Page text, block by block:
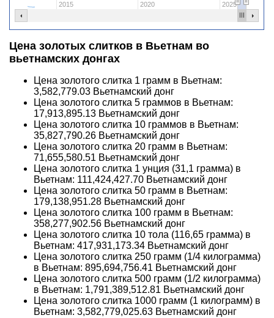
2015 2020 2025
Цена золотых слитков в Вьетнам во
вьетнамских донгах
Цена золотого слитка 1 грамм в Вьетнам:
3,582,779.03 Вьетнамский донг
Цена золотого слитка 5 граммов в Вьетнам:
17,913,895.13 Вьетнамский донг
Цена золотого слитка 10 граммов в Вьетнам:
35,827,790.26 Вьетнамский донг
Цена золотого слитка 20 грамм в Вьетнам:
71,655,580.51 Вьетнамский донг
Цена золотого слитка 1 унция (31,1 грамма) в
Вьетнам: 111,424,427.70 Вьетнамский донг
Цена золотого слитка 50 грамм в Вьетнам:
179,138,951.28 Вьетнамский донг
Цена золотого слитка 100 грамм в Вьетнам:
358,277,902.56 Вьетнамский донг
Цена золотого слитка 10 тола (116,65 грамма) в
Вьетнам: 417,931,173.34 Вьетнамский донг
Цена золотого слитка 250 грамм (1/4 килограмма)
в Вьетнам: 895,694,756.41 Вьетнамский донг
Цена золотого слитка 500 грамм (1/2 килограмма)
в Вьетнам: 1,791,389,512.81 Вьетнамский донг
Цена золотого слитка 1000 грамм (1 килограмм) в
Вьетнам: 3,582,779,025.63 Вьетнамский донг